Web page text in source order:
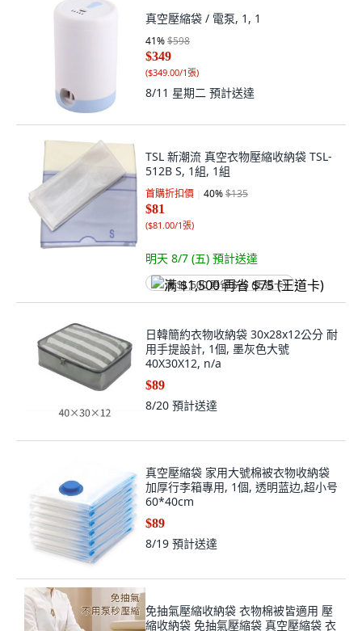
真空壓縮袋 / 電泵, 1, 1
41%$598
$349
($349.00/1張)
8/11 星期二 預計送達
TSL 新潮流 真空衣物壓縮收納袋 TSL-
512B S, 1組, 1組
首購折扣價 40%$135
$81
($81.00/1張)
明天 8/7 (五) 預計送達
满 $1,500 再省 $75 (王道卡)
日韓簡約衣物收納袋 30x28x12公分 耐
用手提設計, 1個, 墨灰色大號
40X30X12, n/a
$89
8/20 預計送達
真空壓縮袋 家用大號棉被衣物收納袋
加厚行李箱專用, 1個, 透明蓝边,超小号
60*40cm
$89
8/19 預計送達
免抽氣壓縮收納袋 衣物棉被皆適用 壓
縮收納袋 免抽氣壓縮袋 真空壓縮袋 衣